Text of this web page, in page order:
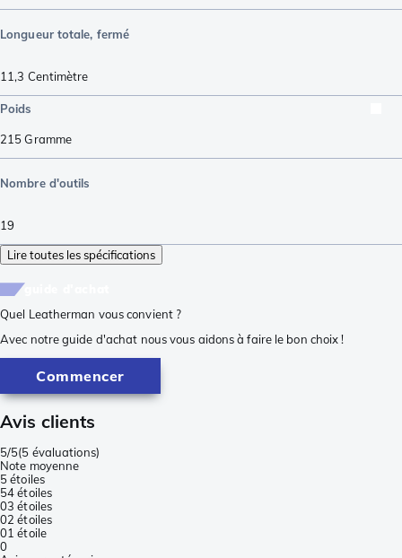
Longueur totale, fermé
11,3 Centimètre
Poids
215Gramme
Nombre d'outils
19
Lire toutes les spécifications
Quel Leatherman vous convient ?
Avec notre guide d'achat nous vous aidons à faire le bon choix !
Commencer
Avis clients
5/5(5 évaluations)
Note moyenne
5 étoiles
54 étoiles
03 étoiles
02 étoiles
01 étoile
0